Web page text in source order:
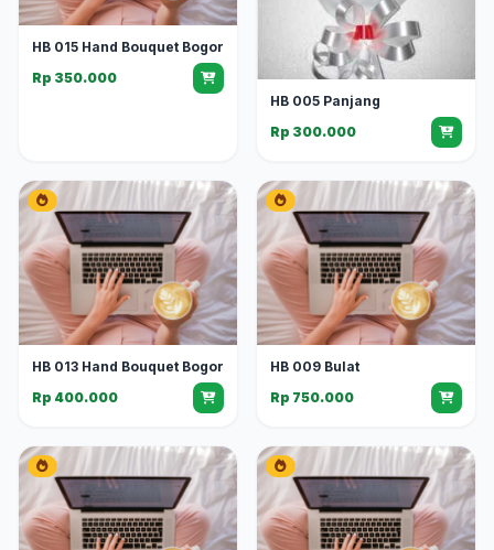
HB 015 Hand Bouquet Bogor
Rp 350.000
HB 005 Panjang
Rp 300.000
HB 013 Hand Bouquet Bogor
Rp 400.000
HB 009 Bulat
Rp 750.000